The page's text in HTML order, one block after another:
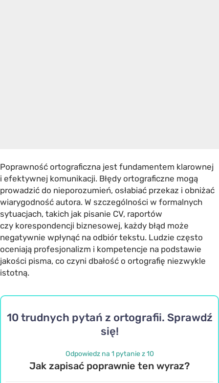
Poprawność ortograficzna jest fundamentem klarownej
i efektywnej komunikacji. Błędy ortograficzne mogą
prowadzić do nieporozumień, osłabiać przekaz i obniżać
wiarygodność autora. W szczególności w formalnych
sytuacjach, takich jak pisanie CV, raportów
czy korespondencji biznesowej, każdy błąd może
negatywnie wpłynąć na odbiór tekstu. Ludzie często
oceniają profesjonalizm i kompetencje na podstawie
jakości pisma, co czyni dbałość o ortografię niezwykle
istotną.
10 trudnych pytań z ortografii. Sprawdź
się!
Odpowiedz na 1 pytanie z 10
Jak zapisać poprawnie ten wyraz?